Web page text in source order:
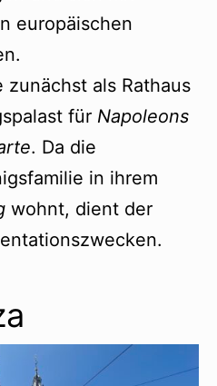
europäischen
zunächst als Rathaus
für Napoleons
. Da die
in ihrem
wohnt, dient der